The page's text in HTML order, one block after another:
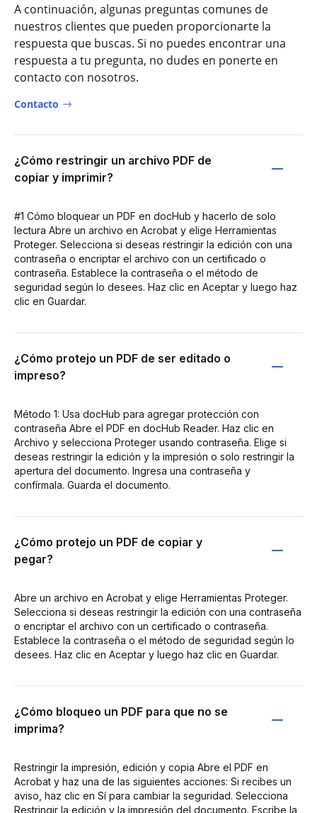
A continuación, algunas preguntas comunes de
nuestros clientes que pueden proporcionarte la
respuesta que buscas. Si no puedes encontrar una
respuesta a tu pregunta, no dudes en ponerte en
contacto con nosotros.
Contacto
¿Cómo restringir un archivo PDF de
copiar y imprimir?
#1 Cómo bloquear un PDF en docHub y hacerlo de solo
lectura Abre un archivo en Acrobat y elige Herramientas
Proteger. Selecciona si deseas restringir la edición con una
contraseña o encriptar el archivo con un certificado o
contraseña. Establece la contraseña o el método de
seguridad según lo desees. Haz clic en Aceptar y luego haz
clic en Guardar.
¿Cómo protejo un PDF de ser editado o
impreso?
Método 1: Usa docHub para agregar protección con
contraseña Abre el PDF en docHub Reader. Haz clic en
Archivo y selecciona Proteger usando contraseña. Elige si
deseas restringir la edición y la impresión o solo restringir la
apertura del documento. Ingresa una contraseña y
confírmala. Guarda el documento.
¿Cómo protejo un PDF de copiar y
pegar?
Abre un archivo en Acrobat y elige Herramientas Proteger.
Selecciona si deseas restringir la edición con una contraseña
o encriptar el archivo con un certificado o contraseña.
Establece la contraseña o el método de seguridad según lo
desees. Haz clic en Aceptar y luego haz clic en Guardar.
¿Cómo bloqueo un PDF para que no se
imprima?
Restringir la impresión, edición y copia Abre el PDF en
Acrobat y haz una de las siguientes acciones: Si recibes un
aviso, haz clic en Sí para cambiar la seguridad. Selecciona
Restringir la edición y la impresión del documento. Escribe la